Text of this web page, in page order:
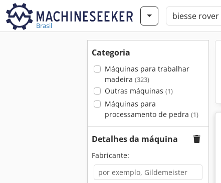
Brasil
Categoria
Máquinas para trabalhar
madeira (323)
Outras máquinas (1)
Máquinas para
processamento de pedra (1)
Detalhes da máquina
Fabricante: